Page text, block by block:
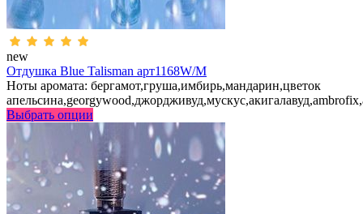
new
Отдушка Blue Talisman арт1168W/M
Ноты аромата: бергамот,груша,имбирь,мандарин,цветок
Выбрать опции